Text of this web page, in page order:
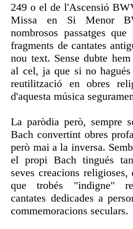
249 o el de l'Ascensió
Missa en Si Menor
nombrosos passatges
fragments de cantates
nou text. Sense dubte
al cel, ja que si no
reutilització en obres
d'aquesta música
La paròdia però, sempre
Bach convertint obres
però mai a la inversa.
el propi Bach tingués
seves creacions religioses,
que trobés "indigne"
cantates dedicades a
commemoracions seculars.